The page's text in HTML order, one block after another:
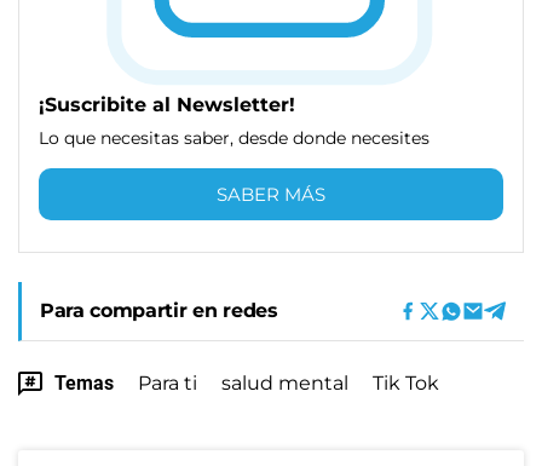
¡Suscribite al Newsletter!
Lo que necesitas saber, desde donde necesites
SABER MÁS
Para compartir en redes
Temas Para ti salud mental Tik Tok